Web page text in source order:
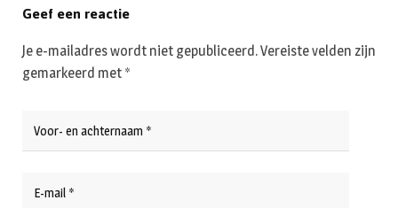
Geef een reactie
Je e-mailadres wordt niet gepubliceerd.Vereiste velden zijn
gemarkeerd met *